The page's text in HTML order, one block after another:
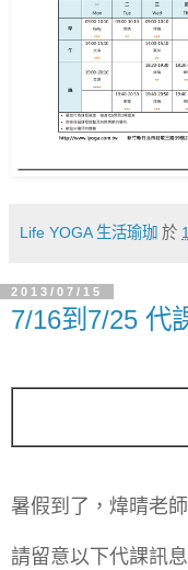
Life YOGA 生活瑜珈 於
2013/07/15
7/16到7/25 代
暑假到了 ，煒晴老
請留意以下代課訊息